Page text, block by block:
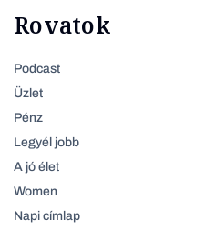
Rovatok
Podcast
Üzlet
Pénz
Legyél jobb
A jó élet
Women
Napi címlap